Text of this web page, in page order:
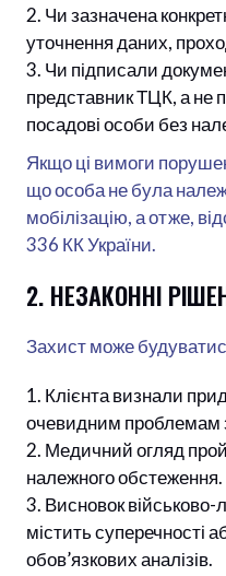
Чи зазначена
уточнення даних,
Чи підписали
представник ТЦК, а не
посадові особи без
Якщо ці вимоги
що особа не була
мобілізацію, а отже,
336 КК України.
2. НЕЗАКОННІ
Захист може
Клієнта визнали
очевидним проблемам
Медичний огляд
належного обстеження.
Висновок військово-
містить суперечності
обов’язкових аналізів.